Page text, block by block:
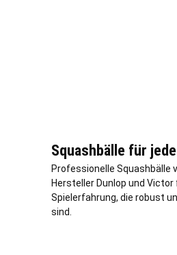
Squashbälle für
Professionelle Squashbälle
Hersteller Dunlop und Victor
Spielerfahrung, die robust
sind.